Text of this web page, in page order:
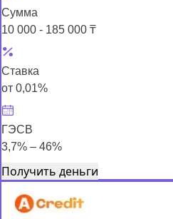
Сумма
10 000 - 185 000 ₸
Ставка
от 0,01%
ГЭСВ
3,7% – 46%
Получить деньги